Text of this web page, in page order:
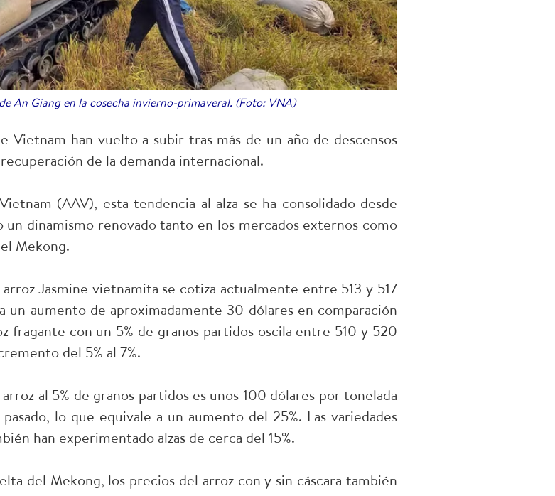
An Giang en la cosecha invierno-primaveral. (Foto: VNA)
Vietnam han vuelto a subir tras más de un año de descensos
de la demanda internacional.
(AAV), esta tendencia al alza se ha consolidado desde
dinamismo renovado tanto en los mercados externos como
Mekong.
Jasmine vietnamita se cotiza actualmente entre 513 y 517
un aumento de aproximadamente 30 dólares en comparación
fragante con un 5% de granos partidos oscila entre 510 y 520
del 5% al 7%.
al 5% de granos partidos es unos 100 dólares por tonelada
lo que equivale a un aumento del 25%. Las variedades
han experimentado alzas de cerca del 15%.
del Mekong, los precios del arroz con y sin cáscara también